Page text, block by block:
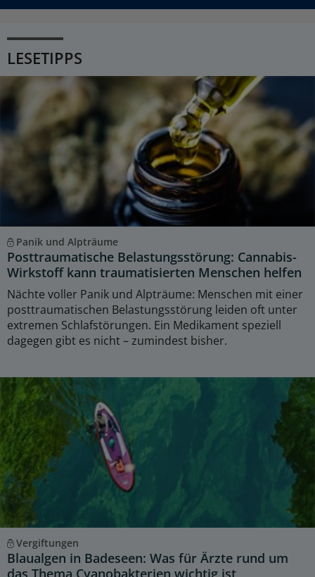
LESETIPPS
Panik und Alpträume
Posttraumatische Belastungsstörung: Cannabis-
Wirkstoff kann traumatisierten Menschen helfen
Nächte voller Panik und Alpträume: Menschen mit einer
posttraumatischen Belastungsstörung leiden oft unter
extremen Schlafstörungen. Ein Medikament speziell
dagegen gibt es nicht – zumindest bisher.
Vergiftungen
Blaualgen in Badeseen: Was für Ärzte rund um
das Thema Cyanobakterien wichtig ist